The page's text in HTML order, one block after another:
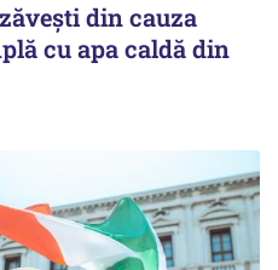
din cauza
cu apa caldă din